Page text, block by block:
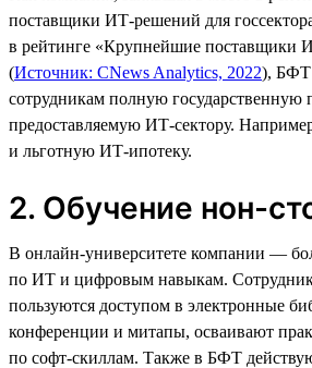
поставщики ИТ-решений для
в рейтинге «Крупнейшие поставщики
(Источник: CNews Analytics, 2022), БФТ
сотрудникам полную государственную
предоставляемую ИТ-сектору.
и льготную ИТ-ипотеку.
2. Обучение нон-
В онлайн-университете компании —
по ИТ и цифровым навыкам.
пользуются доступом в электронные
конференции и митапы, осваивают
по софт-скиллам. Также в БФТ